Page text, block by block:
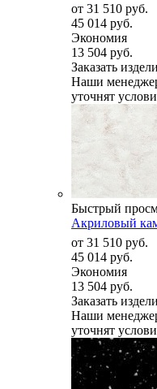
от 31 510 руб.
45 014 руб.
Экономия
13 504 руб.
Заказать
Наши
уточнят
Быстрый
Акриловый
от 31 510 руб.
45 014 руб.
Экономия
13 504 руб.
Заказать
Наши
уточнят